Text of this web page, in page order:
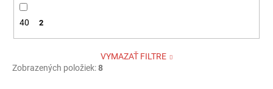
40 2
VYMAZAŤ FILTRE
Zobrazených položiek:8